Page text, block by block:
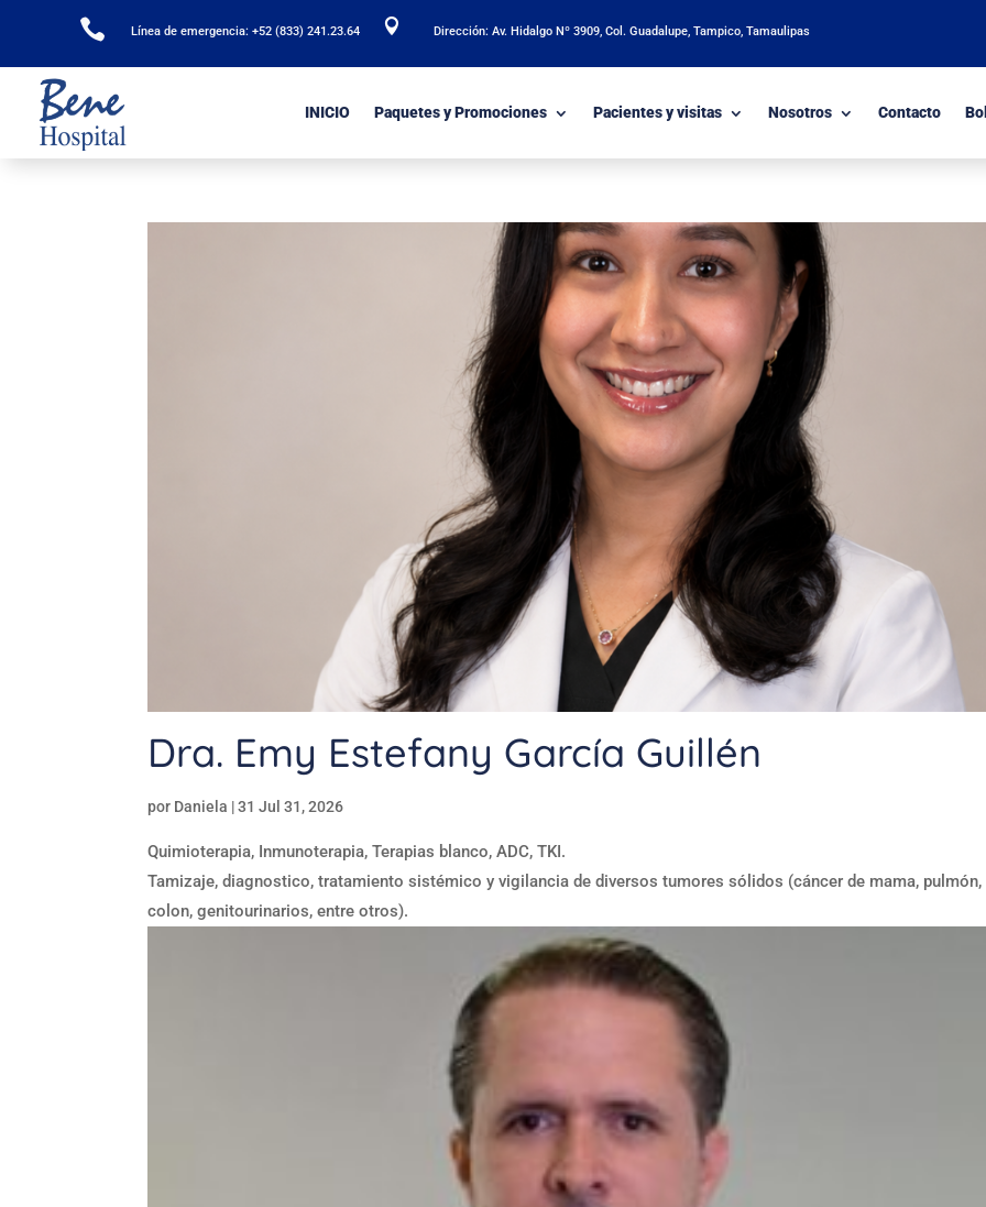
 Línea de emergencia: +52 (833) 241.23.64  Dirección: Av. Hidalgo Nº 3909, Col. Guadalupe, Tampico, Tamaulipas
INICIO Paquetes y Promociones Pacientes y visitas Nosotros Contacto
Dra. Emy Estefany García Guillén
por Daniela |31 Jul 31, 2026
Quimioterapia, Inmunoterapia, Terapias blanco, ADC, TKI.
Tamizaje, diagnostico, tratamiento sistémico y vigilancia de diversos tumores sólidos (cáncer de mama, pulmón,
colon, genitourinarios, entre otros).